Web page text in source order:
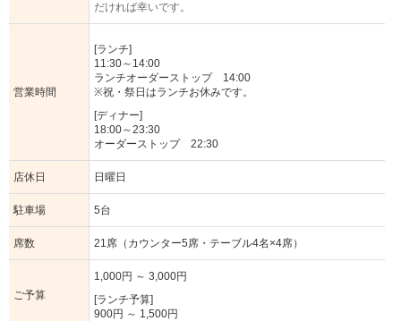
だければ幸いです。
営業時間
[ランチ]
11:30～14:00
ランチオーダーストップ 14:00
※祝・祭日はランチお休みです。
[ディナー]
18:00～23:30
オーダーストップ 22:30
店休日 日曜日
駐車場 5台
席数 21席（カウンター5席・テーブル4名×4席）
ご予算
1,000円 ～ 3,000円
[ランチ予算]
900円 ～ 1,500円